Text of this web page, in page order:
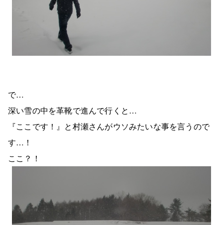
で…
深い雪の中を革靴で進んで行くと…
『ここです！』と村瀬さんがウソみたいな事を言うので
す…！
ここ？！